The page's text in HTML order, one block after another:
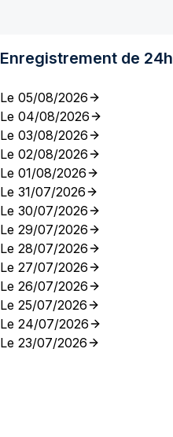
Enregistrement de 24h
Le 05/08/2026
Le 04/08/2026
Le 03/08/2026
Le 02/08/2026
Le 01/08/2026
Le 31/07/2026
Le 30/07/2026
Le 29/07/2026
Le 28/07/2026
Le 27/07/2026
Le 26/07/2026
Le 25/07/2026
Le 24/07/2026
Le 23/07/2026